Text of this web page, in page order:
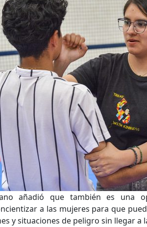
añadió que también es una
a las mujeres para que
y situaciones de peligro sin llegar a